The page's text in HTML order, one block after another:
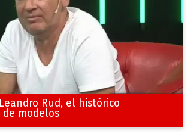
Rud, el histórico
modelos